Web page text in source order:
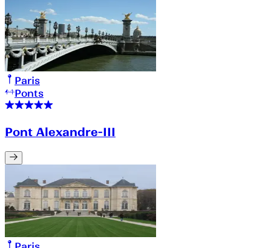
Paris
Ponts
Pont Alexandre-III